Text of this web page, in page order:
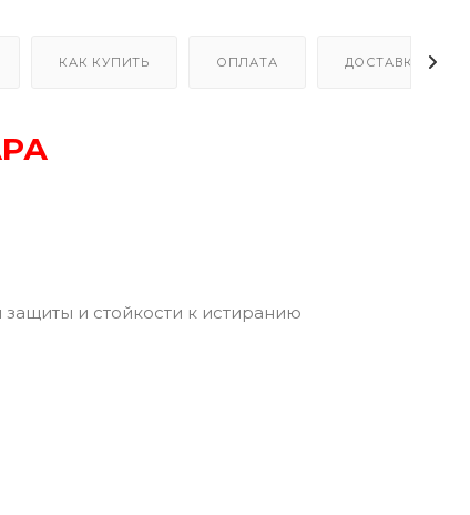
КАК КУПИТЬ ОПЛАТА ДОСТАВКА
и стойкости к истиранию